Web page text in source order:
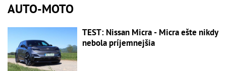
AUTO-MOTO
TEST: Nissan Micra - Micra ešte nikdy
nebola príjemnejšia